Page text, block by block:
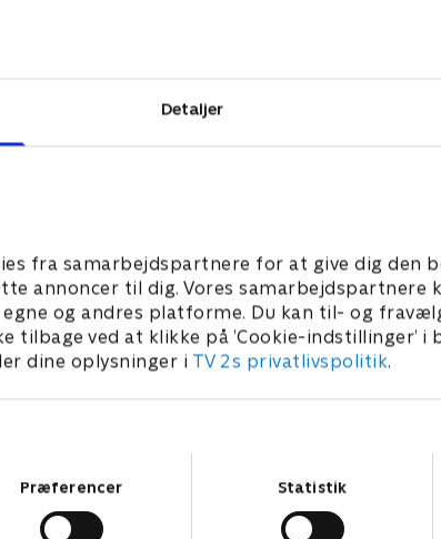
Detaljer
fra samarbejdspartnere for at give dig den
annoncer til dig. Vores samarbejdspartnere
og andres platforme. Du kan til- og
ved at klikke på ’Cookie-indstillinger’ i
dine oplysninger i TV 2s privatlivspolitik.
Præferencer Statistik
for at stå på
måske afløse Chang.
hjælpe byens katte.